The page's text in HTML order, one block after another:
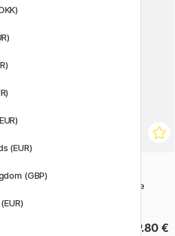
Puzzle Radiergummis Züge
9.80 €
(EUR)
(GBP)